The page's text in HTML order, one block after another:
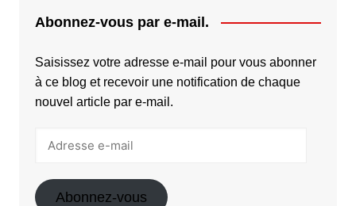
Abonnez-vous par e-mail.
Saisissez votre adresse e-mail pour vous abonner
à ce blog et recevoir une notification de chaque
nouvel article par e-mail.
Abonnez-vous